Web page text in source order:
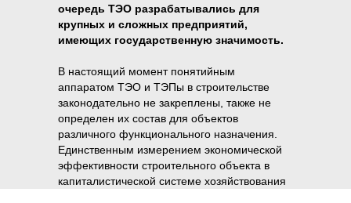
очередь ТЭО разрабатывались для
крупных и сложных предприятий,
имеющих государственную значимость.
В настоящий момент понятийным
аппаратом ТЭО и ТЭПы в строительстве
законодательно не закреплены, также не
определен их состав для объектов
различного функционального назначения.
Единственным измерением экономической
эффективности строительного объекта в
капиталистической системе хозяйствования